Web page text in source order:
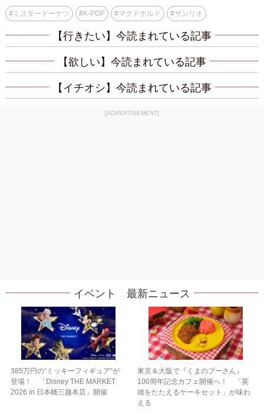
#ミスタードーナツ #K-POP #マクドナルド #サンリオ
【行きたい】今読まれている記事
【欲しい】今読まれている記事
【イチオシ】今読まれている記事
[ADVERTISEMENT]
イベント 最新ニュース
385万円の“ミッキーフィギュア”が
登場！ 「Disney THE MARKET
2026 in 日本橋三越本店」開催
東京＆大阪で『くまのプーさん』
100周年記念カフェ開催へ！ 「英
雄をたたえるケーキセット」が味わ
える